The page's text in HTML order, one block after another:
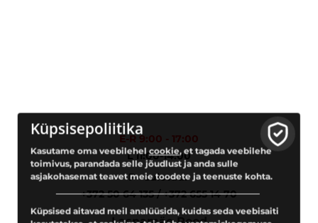
E-R 9:00 - 17:00
L 11:00-14:00
P - suletud.
+372 50 64 135 / +372 655 14 70
Küpsisepoliitika
Kasutame oma veebilehelcookie, et tagada veebilehe
toimivus, parandada selle jõudlust ja anda sulle
asjakohasemat teavet meie toodete ja teenuste kohta.
Küpsised aitavad meil analüüsida, kuidas seda veebisaiti